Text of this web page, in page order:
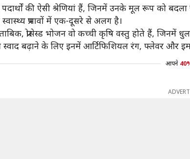
पदार्थों की ऐसी श्रेणियां हैं, जिनमें उनके मूल रूप को बदला
प्रभावों में एक-दूसरे से अलग है।
प्रोसेस्ड भोजन वो कच्ची कृषि वस्तु होते हैं, जिनमें
का स्वाद बढ़ाने के लिए इनमें आर्टिफिशियल रंग, फ्लेवर और
आपने